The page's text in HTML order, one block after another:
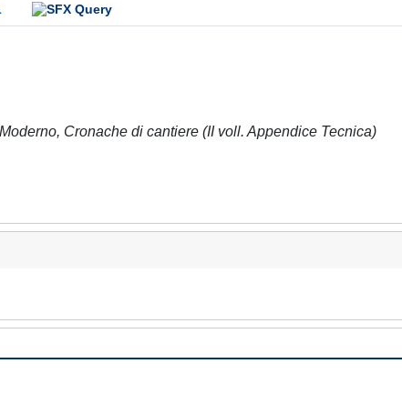
Cronache di cantiere (II voll. Appendice Tecnica)